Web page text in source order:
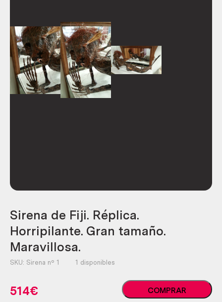
Sirena de Fiji. Réplica.
Horripilante. Gran tamaño.
Maravillosa.
SKU: Sirena nº 1 1 disponibles
514€
Sirena
de
COMPRAR